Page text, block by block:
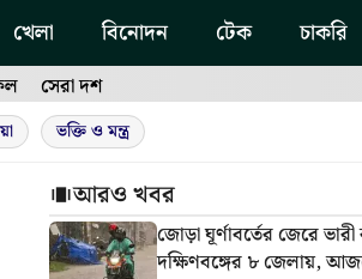
খেলা বিনোদন টেক চাকরি
সেরা দশ
ভক্তি ও মন্ত্র
আরও খবর
জোড়া ঘূর্ণাবর্তের জেরে ভারী
দক্ষিণবঙ্গের ৮ জেলায়,